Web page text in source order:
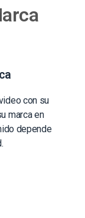
con su
marca en
depende